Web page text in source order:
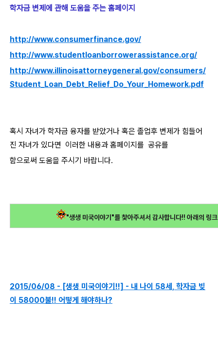
학자금 변제에 관해 도움을 주는 홈페이지
http://www.consumerfinance.gov/
http://www.studentloanborrowerassistance.org/
http://www.illinoisattorneygeneral.gov/consumers/
Student_Loan_Debt_Relief_Do_Your_Homework.pdf
혹시 자녀가 학자금 융자를 받았거나 혹은 졸업후 변제가 힘들어
진 자녀가 있다면 이러한 내용과 홈페이지를 공유를
함으로써 도움을 주시기 바랍니다.​
"생생 미국이야기"를 찿아주셔서 감사합니다!! 아래의 링
2015/06/08 - [생생 미국이야기!!] - 내 나이 58세, 학자금 빚
이 58000불!! 어떻게 해야하나?